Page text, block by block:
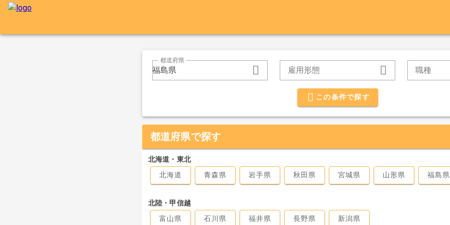
福島県
都道府県
雇用形態 職種
この条件で探す
都道府県で探す
北海道・東北
北海道
青森県 岩手県 秋田県 宮城県 山形県 福島県
北陸・甲信越
富山県
石川県 福井県 長野県 新潟県